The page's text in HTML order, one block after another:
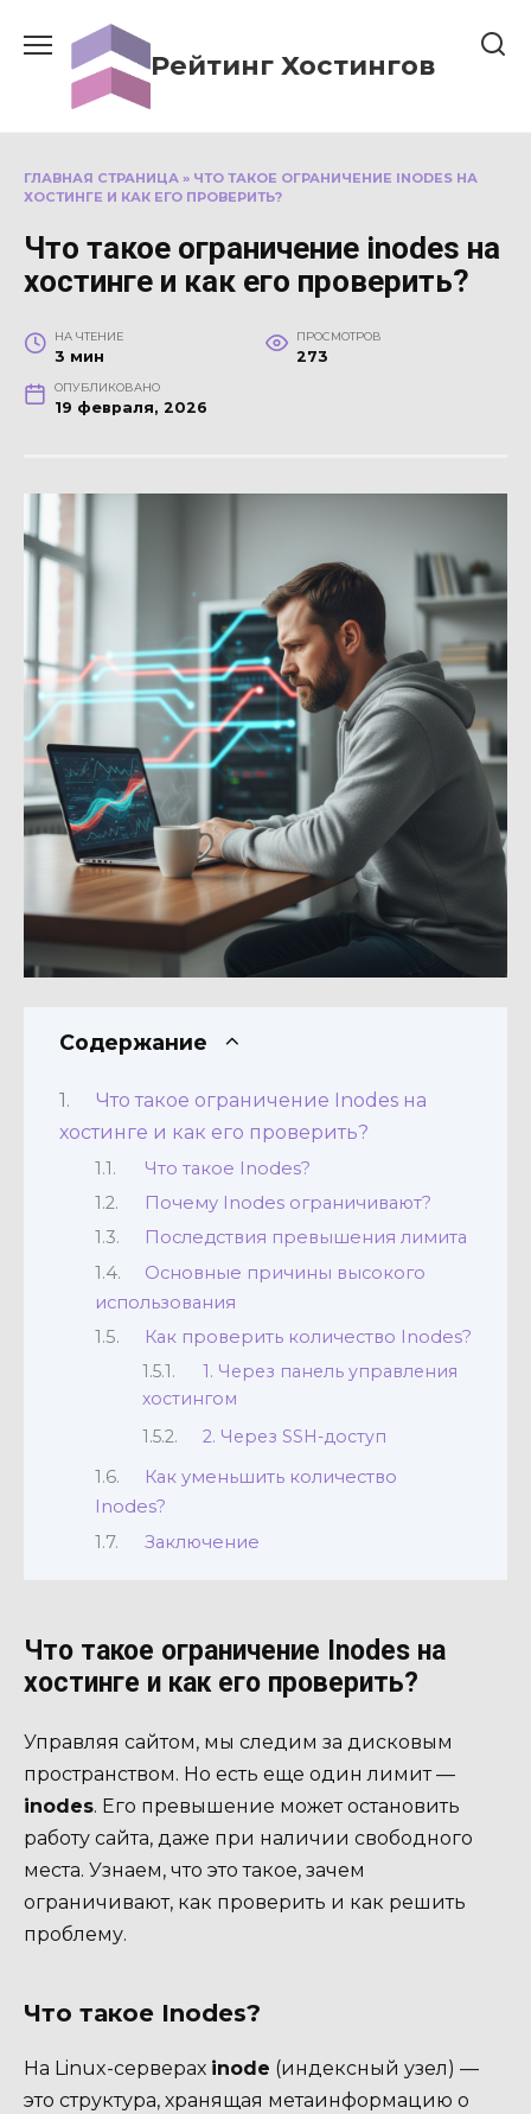
содержанию
Рейтинг Хостингов
ГЛАВНАЯ СТРАНИЦА » ЧТО ТАКОЕ ОГРАНИЧЕНИЕ INODES НА
ХОСТИНГЕ И КАК ЕГО ПРОВЕРИТЬ?
Что такое ограничение inodes на
хостинге и как его проверить?
НА ЧТЕНИЕ
3 мин
ПРОСМОТРОВ
273
ОПУБЛИКОВАНО
19 февраля, 2026
Содержание
Что такое ограничение Inodes на
хостинге и как его проверить?
Что такое Inodes?
Почему Inodes ограничивают?
Последствия превышения лимита
Основные причины высокого
использования
Как проверить количество Inodes?
1. Через панель управления
хостингом
2. Через SSH-доступ
Как уменьшить количество
Inodes?
Заключение
Что такое ограничение Inodes на
хостинге и как его проверить?
Управляя сайтом, мы следим за дисковым
пространством. Но есть еще один лимит —
inodes. Его превышение может остановить
работу сайта, даже при наличии свободного
места. Узнаем, что это такое, зачем
ограничивают, как проверить и как решить
проблему.
Что такое Inodes?
На Linux-серверах inode (индексный узел) —
это структура, хранящая метаинформацию о